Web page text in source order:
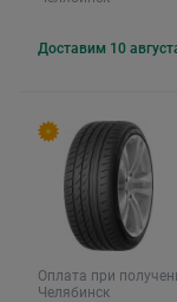
Доставим 10
Оплата при
Челябинск